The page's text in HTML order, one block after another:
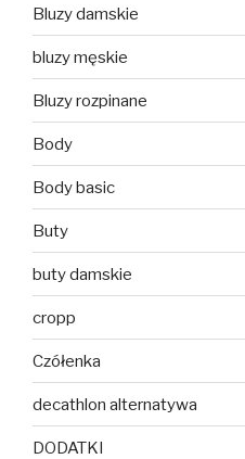
Bluzy damskie
bluzy męskie
Bluzy rozpinane
Body
Body basic
Buty
buty damskie
cropp
Czółenka
decathlon alternatywa
DODATKI